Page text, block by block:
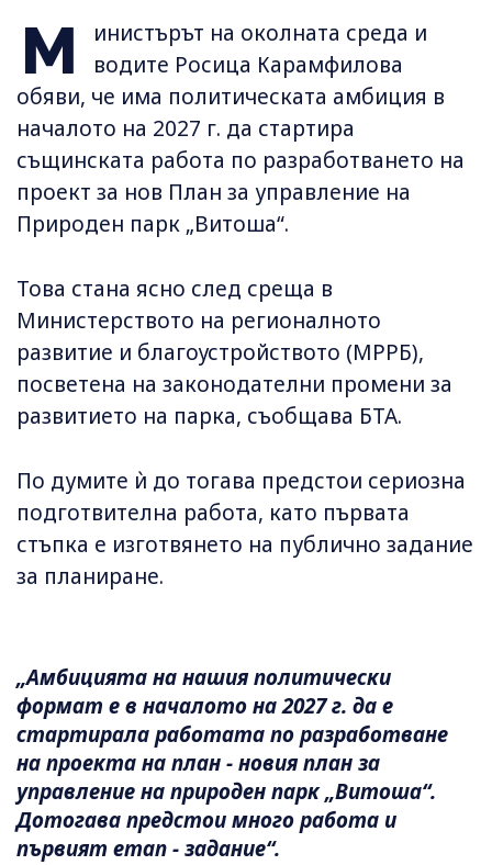
М
инистърът на околната среда и
водите Росица Карамфилова
обяви, че има политическата амбиция в
началото на 2027 г. да стартира
същинската работа по разработването на
проект за нов План за управление на
Природен парк „Витоша“.
Това стана ясно след среща в
Министерството на регионалното
развитие и благоустройството (МРРБ),
посветена на законодателни промени за
развитието на парка, съобщава БТА.
По думите ѝ до тогава предстои сериозна
подготвителна работа, като първата
стъпка е изготвянето на публично задание
за планиране.
„Амбицията на нашия политически
формат е в началото на 2027 г. да е
стартирала работата по разработване
на проекта на план - новия план за
управление на природен парк „Витоша“.
Дотогава предстои много работа и
първият етап - задание“.